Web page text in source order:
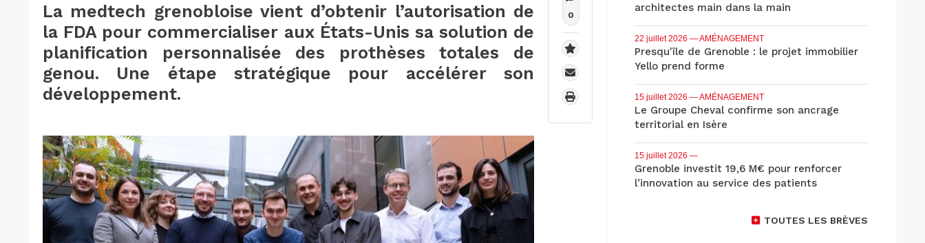
La medtech grenobloise vient d’obtenir l’autorisation de
la FDA pour commercialiser aux États-Unis sa solution de
planification personnalisée des prothèses totales de
genou. Une étape stratégique pour accélérer son
développement.
0
architectes main dans la main
22 juillet 2026 — AMÉNAGEMENT
Presqu'île de Grenoble : le projet immobilier
Yello prend forme
15 juillet 2026 — AMÉNAGEMENT
Le Groupe Cheval confirme son ancrage
territorial en Isère
15 juillet 2026 —
Grenoble investit 19,6 M€ pour renforcer
l’innovation au service des patients
TOUTES LES BRÈVES